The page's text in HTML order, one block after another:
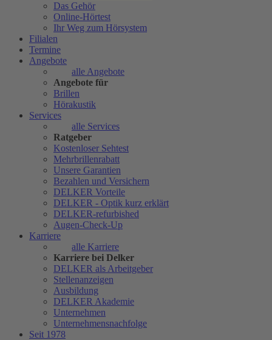
Das Gehör
Online-Hörtest
Ihr Weg zum Hörsystem
Filialen
Termine
Angebote
alle Angebote
Angebote für
Brillen
Hörakustik
Services
alle Services
Ratgeber
Kostenloser Sehtest
Mehrbrillenrabatt
Unsere Garantien
Bezahlen und Versichern
DELKER Vorteile
DELKER - Optik kurz erklärt
DELKER-refurbished
Augen-Check-Up
Karriere
alle Karriere
Karriere bei Delker
DELKER als Arbeitgeber
Stellenanzeigen
Ausbildung
DELKER Akademie
Unternehmen
Unternehmensnachfolge
Seit 1978